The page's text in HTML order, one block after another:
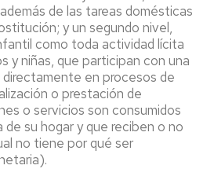
de las tareas domésticas
y un segundo nivel,
como toda actividad lícita
y niñas, que participan con una
en procesos de
o prestación de
o servicios son consumidos
su hogar y que reciben o no
no tiene por qué ser